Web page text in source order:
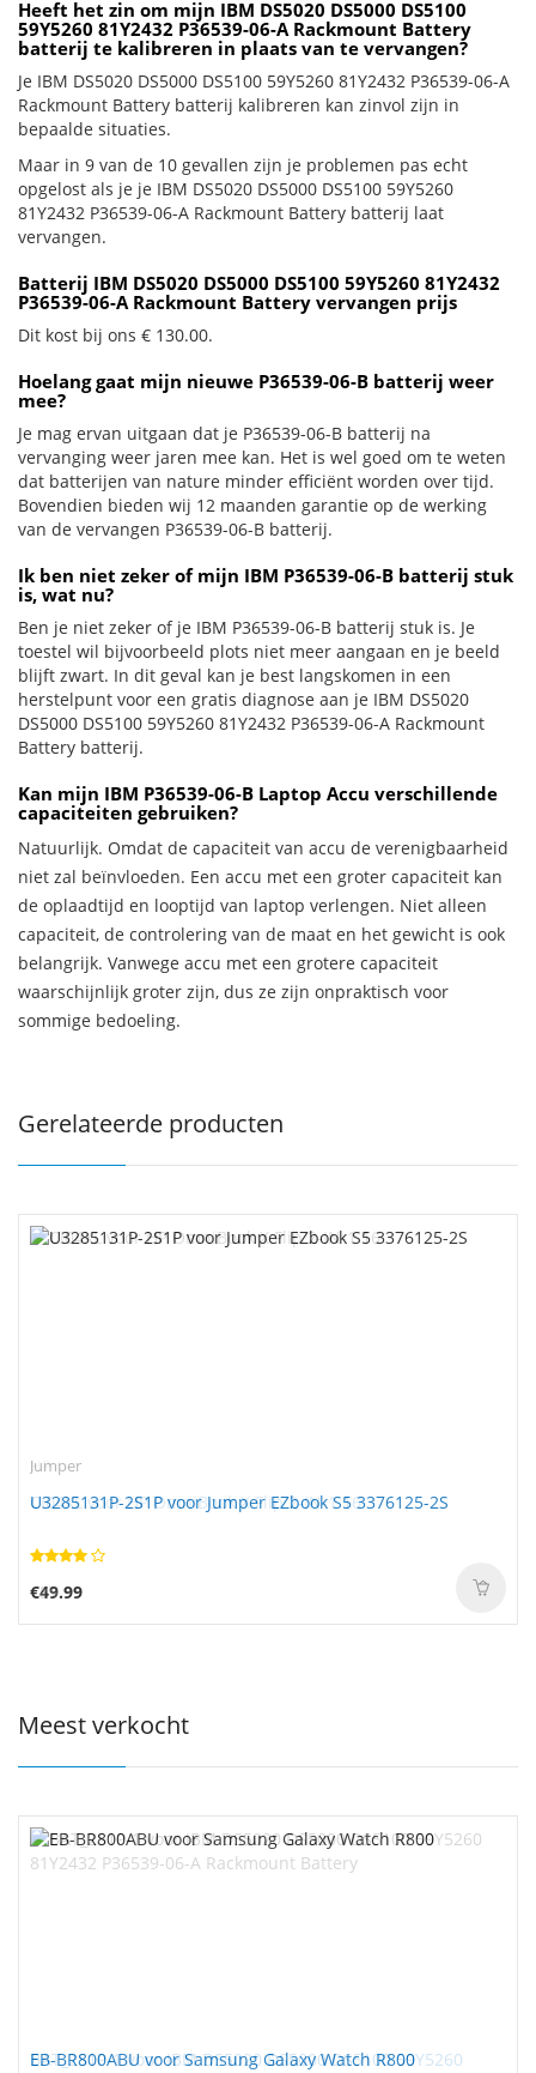
Heeft het zin om mijn IBM DS5020 DS5000 DS5100
59Y5260 81Y2432 P36539-06-A Rackmount Battery
batterij te kalibreren in plaats van te vervangen?
Je IBM DS5020 DS5000 DS5100 59Y5260 81Y2432 P36539-06-A
Rackmount Battery batterij kalibreren kan zinvol zijn in
bepaalde situaties.
Maar in 9 van de 10 gevallen zijn je problemen pas echt
opgelost als je je IBM DS5020 DS5000 DS5100 59Y5260
81Y2432 P36539-06-A Rackmount Battery batterij laat
vervangen.
Batterij IBM DS5020 DS5000 DS5100 59Y5260 81Y2432
P36539-06-A Rackmount Battery vervangen prijs
Dit kost bij ons € 130.00.
Hoelang gaat mijn nieuwe P36539-06-B batterij weer
mee?
Je mag ervan uitgaan dat je P36539-06-B batterij na
vervanging weer jaren mee kan. Het is wel goed om te weten
dat batterijen van nature minder efficiënt worden over tijd.
Bovendien bieden wij 12 maanden garantie op de werking
van de vervangen P36539-06-B batterij.
Ik ben niet zeker of mijn IBM P36539-06-B batterij stuk
is, wat nu?
Ben je niet zeker of je IBM P36539-06-B batterij stuk is. Je
toestel wil bijvoorbeeld plots niet meer aangaan en je beeld
blijft zwart. In dit geval kan je best langskomen in een
herstelpunt voor een gratis diagnose aan je IBM DS5020
DS5000 DS5100 59Y5260 81Y2432 P36539-06-A Rackmount
Battery batterij.
Kan mijn IBM P36539-06-B Laptop Accu verschillende
capaciteiten gebruiken?
Natuurlijk. Omdat de capaciteit van accu de verenigbaarheid
niet zal beïnvloeden. Een accu met een groter capaciteit kan
de oplaadtijd en looptijd van laptop verlengen. Niet alleen
capaciteit, de controlering van de maat en het gewicht is ook
belangrijk. Vanwege accu met een grotere capaciteit
waarschijnlijk groter zijn, dus ze zijn onpraktisch voor
sommige bedoeling.
Gerelateerde producten
Jumper
U3285131P-2S1P voor Jumper EZbook S5 3376125-2S
€49.99
Meest verkocht
EB-BR800ABU voor Samsung Galaxy Watch R800